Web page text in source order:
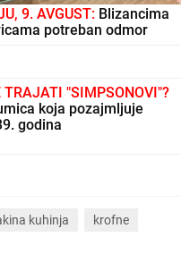
9. AVGUST: Blizancima
potreban odmor
TRAJATI "SIMPSONOVI"?
koja pozajmljuje
godina
kuhinja krofne